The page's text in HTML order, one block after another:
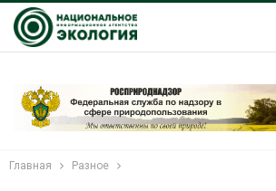
Главная Разное